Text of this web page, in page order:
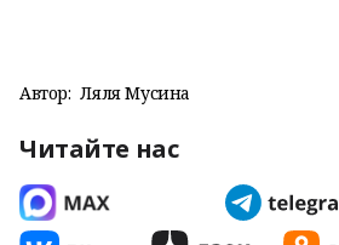
Автор: Ляля Мусина
Читайте нас